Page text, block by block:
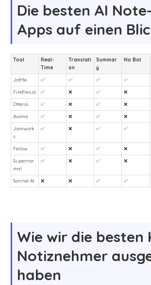
Die besten AI
Apps auf einen
Tool
Real-
Time
Translati
on
Summar
y
No Bot
JotMe ✅ ✅ ✅ ✅
Fireflies.ai
✅ ❌ ✅ ❌
Otter.ai
✅ ❌ ✅ ❌
Avoma
✅ ❌ ✅ ❌
Jamwork
s
✅ ❌ ✅ ✅
Fellow ✅ ❌ ✅ ❌
Supernor
mal
✅ ❌ ✅ ❌
Sonnet AI ❌ ❌ ✅ ✅
Wie wir die besten
Notiznehmer
haben